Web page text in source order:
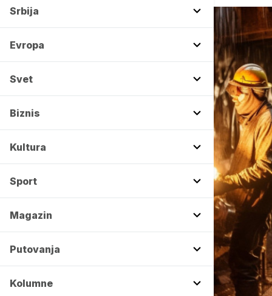
Srbija
Evropa
Svet
Biznis
Kultura
Sport
Magazin
Putovanja
Kolumne